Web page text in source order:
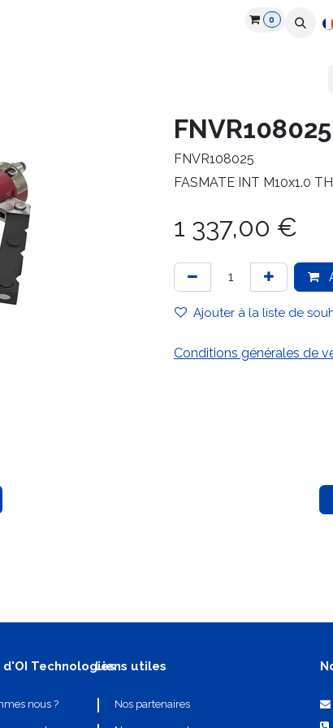
Recrutement 0
FNVR108025
FNVR108025
FASMATE INT M10x1.0
1 337,00 €
Ajouter à la liste de
Conditions générales de
d'OI Technologies
nous ?
Liens utiles
Nos partenaires